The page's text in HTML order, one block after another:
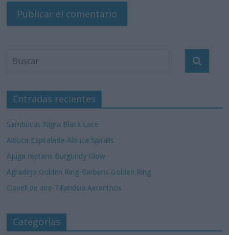
Entradas recientes
Sambucus Nigra Black Lace
Albuca Espiralada-Albuca Spiralis
Ajuga reptans Burgundy Glow
Agradejo Golden Ring-Berberis Golden Ring
Clavell de aire-Tillandsia Aeranthos
Categorías